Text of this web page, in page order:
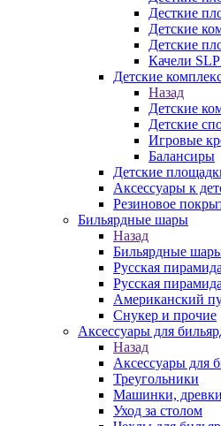
Десткие
Детские
Детские
Качели
Детские
Назад
Детские
Детские
Игровые
Балансиры
Детские
Аксессуары к
Резиновое
Бильярдные шары
Назад
Бильярдные
Русская
Русская
Американский
Снукер и прочие
Аксессуары для
Назад
Аксессуары для
Треугольники
Машинки,
Уход за столом